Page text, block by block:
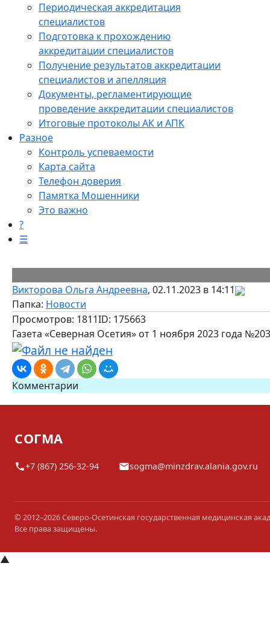
Периодическая аккредитация
специалистов
Подготовка к прохождению
аккредитации специалистов
Получение результатов аккредитации
специалистов и апелляция
Документы, регламентирующие
проведение аккредитации специалистов
Итоговые протоколы АК и АПК
Разное
Контроль успеваемости
Карта сайта
Телефон доверия
Памятка Мошенники
Это важно
?
☰
Викторова Ольга Андреевна, 02.11.2023 в 14:11
Папка: Новости
Просмотров: 1811ID: 175663
Газета «Северная Осетия» от 1 ноября 2023 года
Комментарии
СОГМА
+7 (867) 256-32-94 sogma@minzdrav.alania.gov.ru
© 2012–2026 Северо-Осетинская государственная медицинская
Все права защищены.
▲